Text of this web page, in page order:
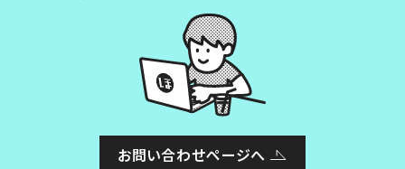
お問い合わせページへ